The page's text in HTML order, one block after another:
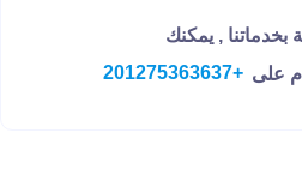
بخدماتنا , يمكنك
على +201275363637